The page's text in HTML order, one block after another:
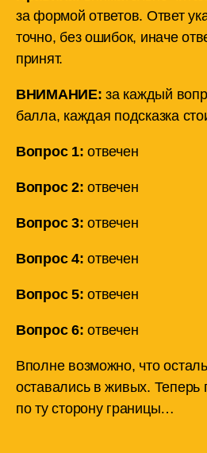
за формой ответов. Ответ
точно, без ошибок, иначе
принят.
ВНИМАНИЕ: за каждый
балла, каждая подсказка
Вопрос 1: отвечен
Вопрос 2: отвечен
Вопрос 3: отвечен
Вопрос 4: отвечен
Вопрос 5: отвечен
Вопрос 6: отвечен
Вполне возможно, что
оставались в живых.
по ту сторону границы…